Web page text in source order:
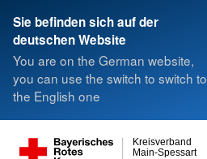
Sie befinden sich auf der
deutschen Website
You are on the German website,
you can use the switch to switch to
the English one
Main-Spessart
Kreisverband